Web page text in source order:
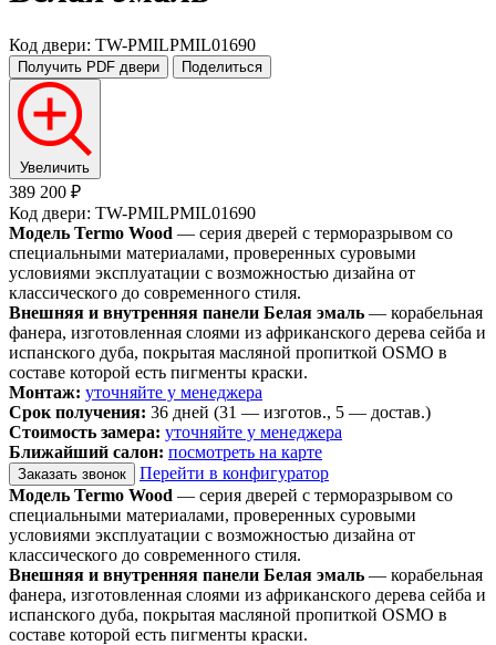
Код двери: TW-PMILPMIL01690
Получить PDF двери Поделиться
Увеличить
389 200 ₽
Код двери: TW-PMILPMIL01690
Модель Termo Wood — серия дверей с терморазрывом со
специальными материалами, проверенных суровыми
условиями эксплуатации с возможностью дизайна от
классического до современного стиля.
Внешняя и внутренняя панели Белая эмаль — корабельная
фанера, изготовленная слоями из африканского дерева сейба и
испанского дуба, покрытая масляной пропиткой OSMO в
составе которой есть пигменты краски.
Монтаж: уточняйте у менеджера
Срок получения: 36 дней (31 — изготов., 5 — достав.)
Стоимость замера: уточняйте у менеджера
Ближайший салон: посмотреть на карте
Заказать звонок
Перейти в конфигуратор
Модель Termo Wood — серия дверей с терморазрывом со
специальными материалами, проверенных суровыми
условиями эксплуатации с возможностью дизайна от
классического до современного стиля.
Внешняя и внутренняя панели Белая эмаль — корабельная
фанера, изготовленная слоями из африканского дерева сейба и
испанского дуба, покрытая масляной пропиткой OSMO в
составе которой есть пигменты краски.